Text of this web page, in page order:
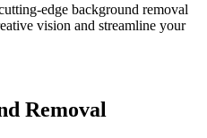
edge background removal
vision and streamline your
Removal